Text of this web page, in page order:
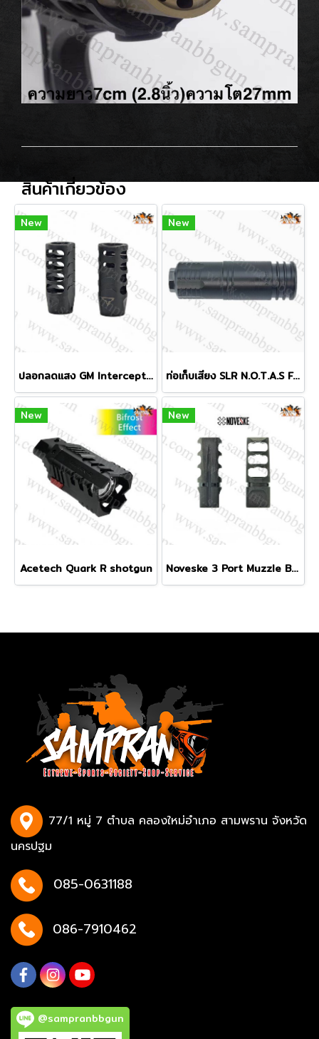
สินค้าเกี่ยวข้อง
New
ปลอกลดแสง GM Interceptor AR15 Compensator
New
ท่อเก็บเสียง SLR N.O.T.A.S Faux Suppressor (SLR SD5)
New
Acetech Quark R shotgun
New
Noveske 3 Port Muzzle Brake (เกลียว 14mm CCW)
77/1 หมู่ 7 ตำบล คลองใหม่อำเภอ สามพราน จังหวัด
นครปฐม
085-0631188
086-7910462
@sampranbbgun